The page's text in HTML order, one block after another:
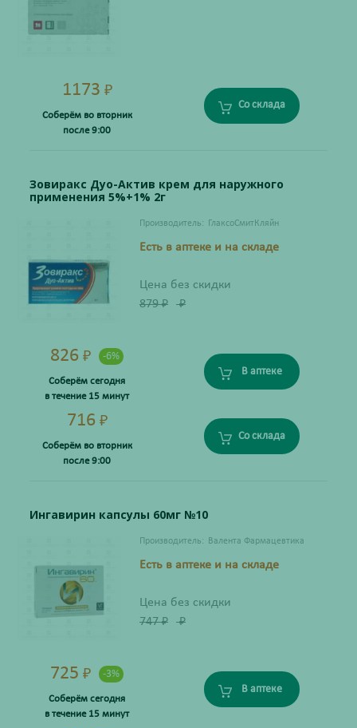
1173 ₽
Соберём во вторник
после 9:00
Со склада
Зовиракс Дуо-Актив крем для наружного
применения 5%+1% 2г
Производитель: ГлаксоСмитКляйн
Есть в аптеке и на складе
Цена без скидки
879₽ ₽
826 ₽ -6%
Соберём сегодня
в течение 15 минут
В аптеке
716 ₽
Соберём во вторник
после 9:00
Со склада
Ингавирин капсулы 60мг №10
Производитель: Валента Фармацевтика
Есть в аптеке и на складе
Цена без скидки
747₽ ₽
725 ₽ -3%
Соберём сегодня
в течение 15 минут
В аптеке